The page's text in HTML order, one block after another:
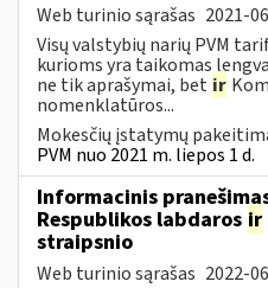
Web turinio sąrašas 2021-
Visų valstybių narių PVM
kurioms yra taikomas
ne tik aprašymai, bet ir
nomenklatūros...
Mokesčių įstatymų
PVM nuo 2021 m. liepos 1 d.
Informacinis
Respublikos labdaros ir
straipsnio
Web turinio sąrašas 2022-